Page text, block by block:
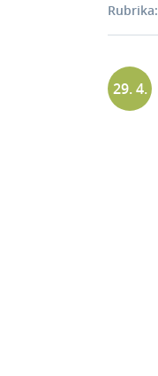
Rubrika:
29. 4.